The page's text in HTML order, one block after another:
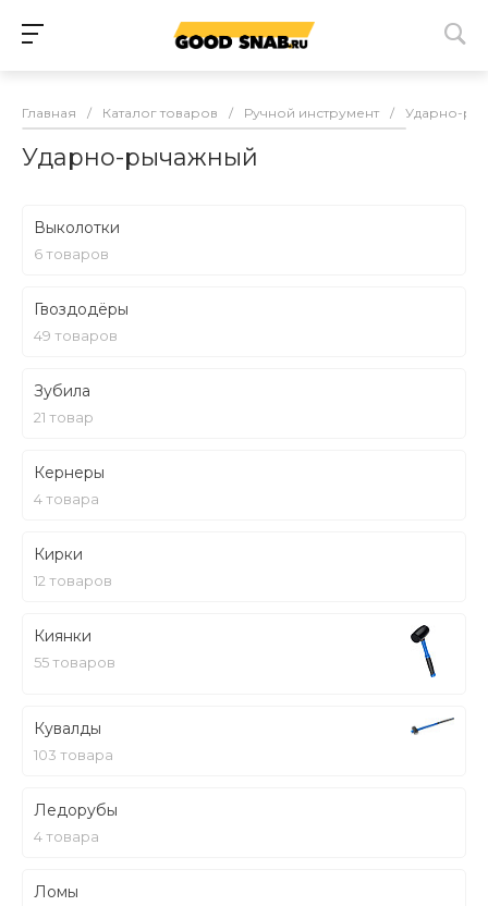
Главная / Каталог товаров / Ручной инструмент / Ударно-
Ударно-рычажный
Выколотки
6 товаров
Гвоздодёры
49 товаров
Зубила
21 товар
Кернеры
4 товара
Кирки
12 товаров
Киянки
55 товаров
Кувалды
103 товара
Ледорубы
4 товара
Ломы